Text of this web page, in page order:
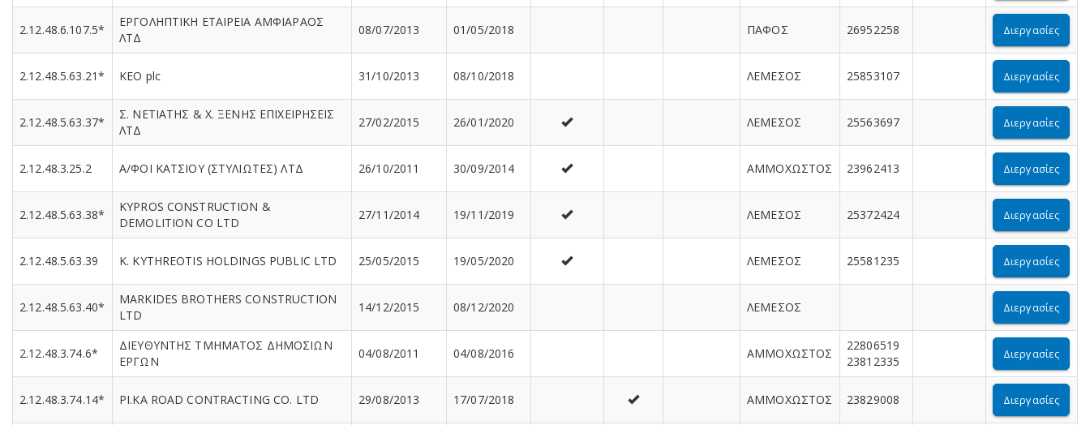
2.12.48.6.107.5*
ΕΡΓΟΛΗΠΤΙΚΗ ΕΤΑΙΡΕΙΑ ΑΜΦΙΑΡΑΟΣ
ΛΤΔ
08/07/2013 01/05/2018 ΠΑΦΟΣ 26952258 Διεργασίες
2.12.48.5.63.21* KEO plc 31/10/2013 08/10/2018 ΛΕΜΕΣΟΣ 25853107 Διεργασίες
2.12.48.5.63.37*
Σ. ΝΕΤΙΑΤΗΣ & Χ. ΞΕΝΗΣ ΕΠΙΧΕΙΡΗΣΕΙΣ
ΛΤΔ
27/02/2015 26/01/2020 ΛΕΜΕΣΟΣ 25563697 Διεργασίες
2.12.48.3.25.2 A/ΦΟΙ ΚΑΤΣΙΟΥ (ΣΤΥΛΙΩΤΕΣ) ΛΤΔ 26/10/2011 30/09/2014 ΑΜΜΟΧΩΣΤΟΣ 23962413 Διεργασίες
2.12.48.5.63.38*
KYPROS CONSTRUCTION &
DEMOLITION CO LTD
27/11/2014 19/11/2019 ΛΕΜΕΣΟΣ 25372424 Διεργασίες
2.12.48.5.63.39 K. KYTHREOTIS HOLDINGS PUBLIC LTD 25/05/2015 19/05/2020 ΛΕΜΕΣΟΣ 25581235 Διεργασίες
2.12.48.5.63.40*
MARKIDES BROTHERS CONSTRUCTION
LTD
14/12/2015 08/12/2020 ΛΕΜΕΣΟΣ Διεργασίες
2.12.48.3.74.6*
ΔΙΕΥΘΥΝΤΗΣ ΤΜΗΜΑΤΟΣ ΔΗΜΟΣΙΩΝ
ΕΡΓΩΝ
04/08/2011 04/08/2016 ΑΜΜΟΧΩΣΤΟΣ
22806519
23812335
Διεργασίες
2.12.48.3.74.14* PI.KA ROAD CONTRACTING CO. LTD 29/08/2013 17/07/2018 ΑΜΜΟΧΩΣΤΟΣ 23829008 Διεργασίες